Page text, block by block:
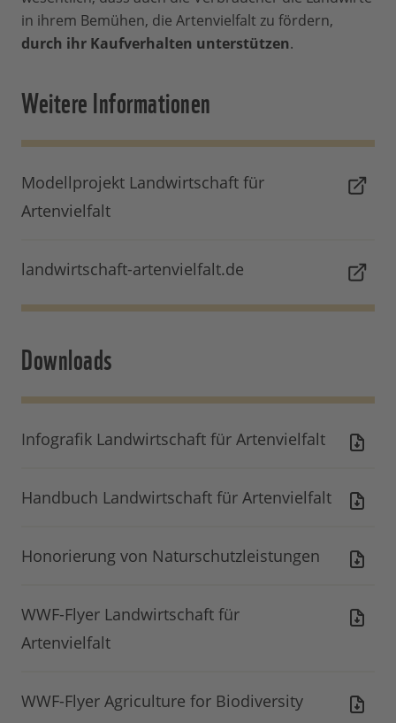
in ihrem Bemühen, die Artenvielfalt zu fördern,
durch ihr Kaufverhalten unterstützen.
Weitere Informationen
Modellprojekt Landwirtschaft für
Artenvielfalt
landwirtschaft-artenvielfalt.de
Downloads
Infografik Landwirtschaft für Artenvielfalt
Handbuch Landwirtschaft für Artenvielfalt
Honorierung von Naturschutzleistungen
WWF-Flyer Landwirtschaft für
Artenvielfalt
WWF-Flyer Agriculture for Biodiversity